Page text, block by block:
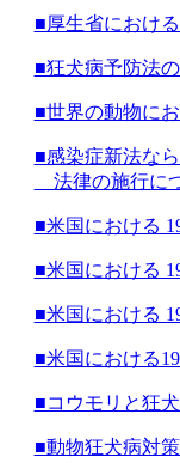
■厚生省におけ
■狂犬病予防法
■世界の動物に
■感染症新法な
法律の施行に
■米国における
■米国における
■米国における
■米国における
■コウモリと狂
■動物狂犬病対